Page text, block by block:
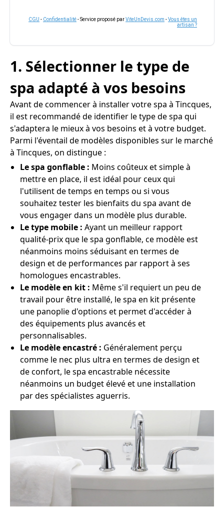
CGU - Confidentialité- Service proposé parViteUnDevis.com -Vous êtes un
artisan ?
1. Sélectionner le type de
spa adapté à vos besoins
Avant de commencer à installer votre spa à Tincques,
il est recommandé de identifier le type de spa qui
s'adaptera le mieux à vos besoins et à votre budget.
Parmi l'éventail de modèles disponibles sur le marché
à Tincques, on distingue :
Le spa gonflable : Moins coûteux et simple à
mettre en place, il est idéal pour ceux qui
l'utilisent de temps en temps ou si vous
souhaitez tester les bienfaits du spa avant de
vous engager dans un modèle plus durable.
Le type mobile : Ayant un meilleur rapport
qualité-prix que le spa gonflable, ce modèle est
néanmoins moins séduisant en termes de
design et de performances par rapport à ses
homologues encastrables.
Le modèle en kit : Même s'il requiert un peu de
travail pour être installé, le spa en kit présente
une panoplie d'options et permet d'accéder à
des équipements plus avancés et
personnalisables.
Le modèle encastré : Généralement perçu
comme le nec plus ultra en termes de design et
de confort, le spa encastrable nécessite
néanmoins un budget élevé et une installation
par des spécialistes aguerris.